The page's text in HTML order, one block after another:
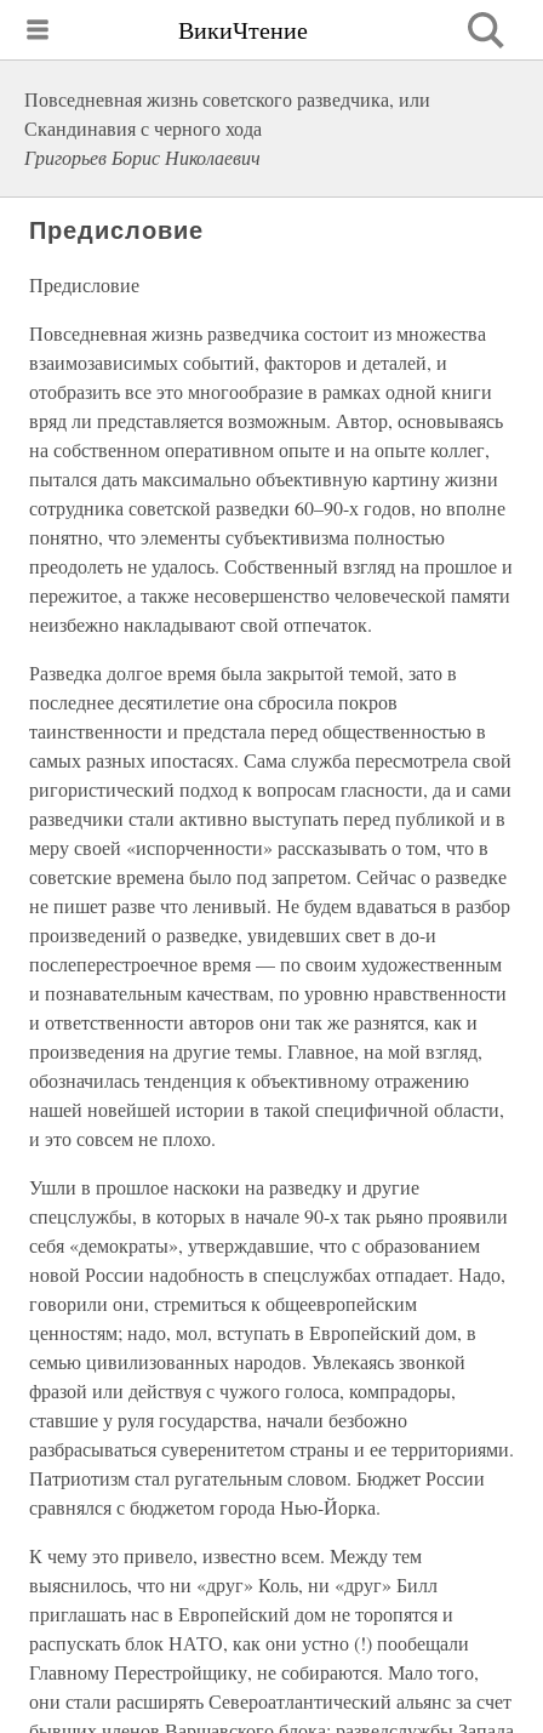
ВикиЧтение
Повседневная жизнь советского разведчика, или
Скандинавия с черного хода
Григорьев Борис Николаевич
Предисловие
Предисловие
Повседневная жизнь разведчика состоит из множества
взаимозависимых событий, факторов и деталей, и
отобразить все это многообразие в рамках одной книги
вряд ли представляется возможным. Автор, основываясь
на собственном оперативном опыте и на опыте коллег,
пытался дать максимально объективную картину жизни
сотрудника советской разведки 60–90-х годов, но вполне
понятно, что элементы субъективизма полностью
преодолеть не удалось. Собственный взгляд на прошлое и
пережитое, а также несовершенство человеческой памяти
неизбежно накладывают свой отпечаток.
Разведка долгое время была закрытой темой, зато в
последнее десятилетие она сбросила покров
таинственности и предстала перед общественностью в
самых разных ипостасях. Сама служба пересмотрела свой
ригористический подход к вопросам гласности, да и сами
разведчики стали активно выступать перед публикой и в
меру своей «испорченности» рассказывать о том, что в
советские времена было под запретом. Сейчас о разведке
не пишет разве что ленивый. Не будем вдаваться в разбор
произведений о разведке, увидевших свет в до-и
послеперестроечное время — по своим художественным
и познавательным качествам, по уровню нравственности
и ответственности авторов они так же разнятся, как и
произведения на другие темы. Главное, на мой взгляд,
обозначилась тенденция к объективному отражению
нашей новейшей истории в такой специфичной области,
и это совсем не плохо.
Ушли в прошлое наскоки на разведку и другие
спецслужбы, в которых в начале 90-х так рьяно проявили
себя «демократы», утверждавшие, что с образованием
новой России надобность в спецслужбах отпадает. Надо,
говорили они, стремиться к общеевропейским
ценностям; надо, мол, вступать в Европейский дом, в
семью цивилизованных народов. Увлекаясь звонкой
фразой или действуя с чужого голоса, компрадоры,
ставшие у руля государства, начали безбожно
разбрасываться суверенитетом страны и ее территориями.
Патриотизм стал ругательным словом. Бюджет России
сравнялся с бюджетом города Нью-Йорка.
К чему это привело, известно всем. Между тем
выяснилось, что ни «друг» Коль, ни «друг» Билл
приглашать нас в Европейский дом не торопятся и
распускать блок НАТО, как они устно (!) пообещали
Главному Перестройщику, не собираются. Мало того,
они стали расширять Североатлантический альянс за счет